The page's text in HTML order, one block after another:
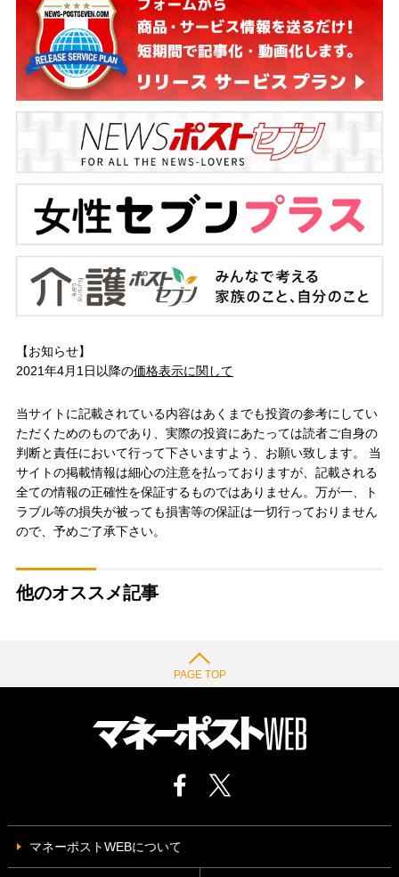
【お知らせ】
2021年4月1日以降の価格表示に関して
当サイトに記載されている内容はあくまでも投資の参考にしてい
ただくためのものであり、実際の投資にあたっては読者ご自身の
判断と責任において行って下さいますよう、お願い致します。 当
サイトの掲載情報は細心の注意を払っておりますが、記載される
全ての情報の正確性を保証するものではありません。万が一、ト
ラブル等の損失が被っても損害等の保証は一切行っておりません
ので、予めご了承下さい。
他のオススメ記事
PAGE TOP
マネーポストWEBについて